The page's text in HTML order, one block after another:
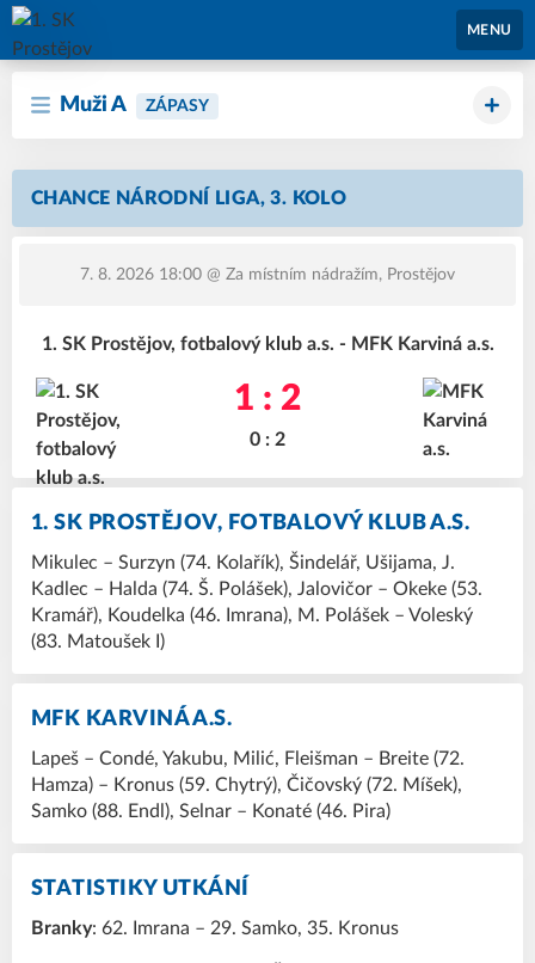
1. SK Prostějov
MENU
Muži A ZÁPASY
CHANCE NÁRODNÍ LIGA, 3. KOLO
7. 8. 2026 18:00 @ Za místním nádražím, Prostějov
1. SK Prostějov, fotbalový klub a.s. - MFK Karviná a.s.
1 : 2
0 : 2
1. SK PROSTĚJOV, FOTBALOVÝ KLUB A.S.
Mikulec – Surzyn (74. Kolařík), Šindelář, Ušijama, J.
Kadlec – Halda (74. Š. Polášek), Jalovičor – Okeke (53.
Kramář), Koudelka (46. Imrana), M. Polášek – Voleský
(83. Matoušek I)
MFK KARVINÁ A.S.
Lapeš – Condé, Yakubu, Milić, Fleišman – Breite (72.
Hamza) – Kronus (59. Chytrý), Čičovský (72. Míšek),
Samko (88. Endl), Selnar – Konaté (46. Pira)
STATISTIKY UTKÁNÍ
Branky: 62. Imrana – 29. Samko, 35. Kronus